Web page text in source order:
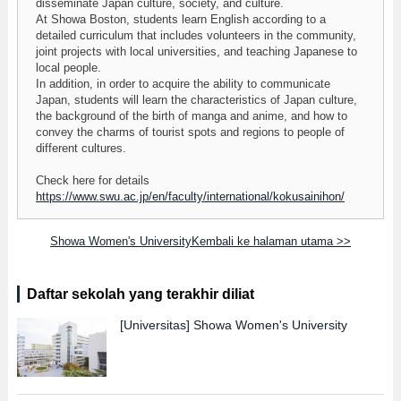
disseminate Japan culture, society, and culture.
At Showa Boston, students learn English according to a
detailed curriculum that includes volunteers in the community,
joint projects with local universities, and teaching Japanese to
local people.
In addition, in order to acquire the ability to communicate
Japan, students will learn the characteristics of Japan culture,
the background of the birth of manga and anime, and how to
convey the charms of tourist spots and regions to people of
different cultures.
Check here for details
https://www.swu.ac.jp/en/faculty/international/kokusainihon/
Showa Women's UniversityKembali ke halaman utama >>
Daftar sekolah yang terakhir diliat
[Universitas] Showa Women's University